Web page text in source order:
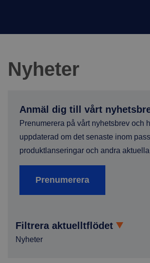
Nyheter
Filtrera aktuelltflödet
Nyheter
Anmäl dig till vårt
Prenumerera på vårt nyhetsbrev och
uppdaterad om det senaste inom
produktlanseringar och andra
Prenumerera